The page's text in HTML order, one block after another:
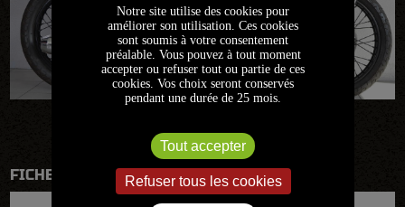
FICHE TECHNIQUE
Notre site utilise des cookies pour
améliorer son utilisation. Ces cookies
sont soumis à votre consentement
préalable. Vous pouvez à tout moment
accepter ou refuser tout ou partie de ces
cookies. Vos choix seront conservés
pendant une durée de 25 mois.
Tout accepter
Refuser tous les cookies